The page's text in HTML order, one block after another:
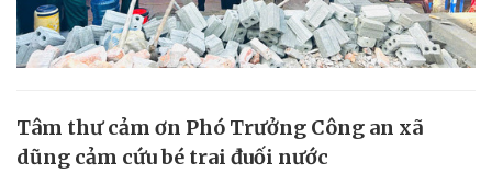
Tâm thư cảm ơn Phó Trưởng Công an xã
dũng cảm cứu bé trai đuối nước